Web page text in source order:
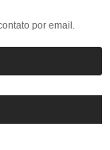
por email.